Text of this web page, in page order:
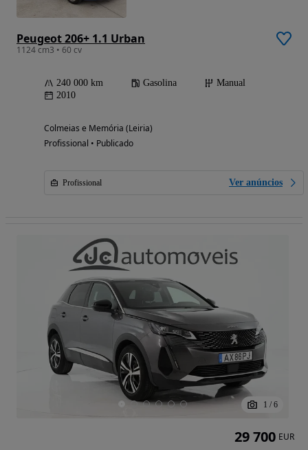
Peugeot 206+ 1.1 Urban
1124 cm3 • 60 cv
240 000 km Gasolina
Manual
2010
Colmeias e Memória (Leiria)
Profissional • Publicado
Profissional Ver anúncios
1 / 6
29 700 EUR